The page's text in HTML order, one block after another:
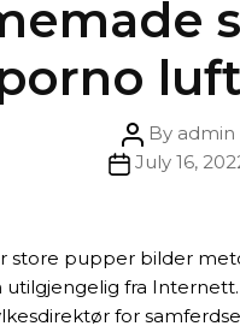
Post
author
By admin
PostJuly 16,
pupper bilder
fra
for